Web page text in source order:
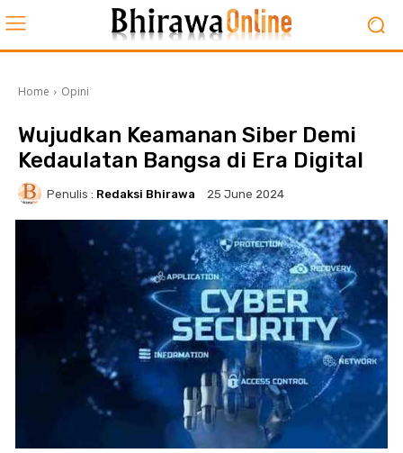
Home Opini
Wujudkan Keamanan Siber Demi
Kedaulatan Bangsa di Era Digital
Penulis : Redaksi Bhirawa 25 June 2024